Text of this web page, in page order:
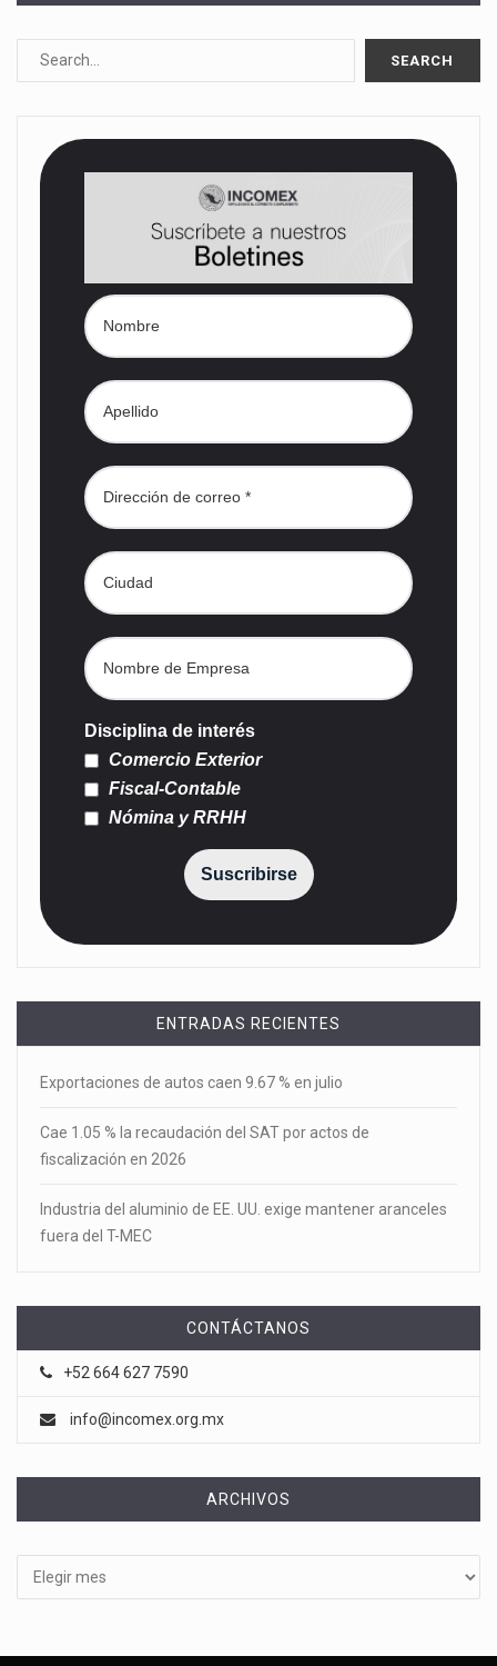
Disciplina de interés
Comercio Exterior
Fiscal-Contable
Nómina y RRHH
Suscribirse
ENTRADAS RECIENTES
Exportaciones de autos caen 9.67 % en julio
Cae 1.05 % la recaudación del SAT por actos de
fiscalización en 2026
Industria del aluminio de EE. UU. exige mantener aranceles
fuera del T-MEC
CONTÁCTANOS
+52 664 627 7590
info@incomex.org.mx
ARCHIVOS